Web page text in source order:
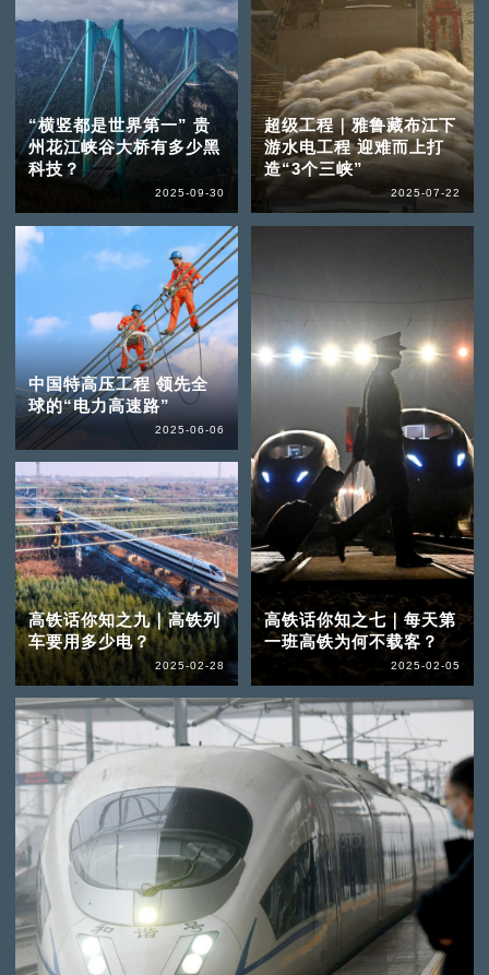
“横竖都是世界第一” 贵
州花江峡谷大桥有多少黑
科技？
2025-09-30
超级工程｜雅鲁藏布江下
游水电工程 迎难而上打
造“3个三峡”
2025-07-22
中国特高压工程 领先全
球的“电力高速路”
2025-06-06
高铁话你知之九｜高铁列
车要用多少电？
2025-02-28
高铁话你知之七｜每天第
一班高铁为何不载客？
2025-02-05